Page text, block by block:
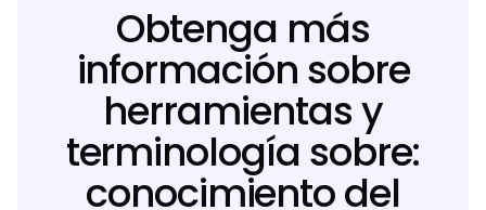
Obtenga más
información sobre
herramientas y
terminología sobre:
conocimiento del